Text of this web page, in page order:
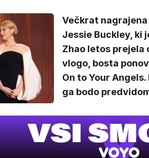
Večkrat
Jessie Buckley, ki
Zhao letos prejela
vlogo, bosta
On to Your
ga bodo